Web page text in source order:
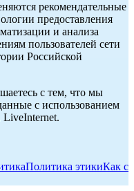
рекомендательные
предоставления
и анализа
пользователей сети
Российской
с тем, что мы
с использованием
LiveInternet.
Политика этикиКак с